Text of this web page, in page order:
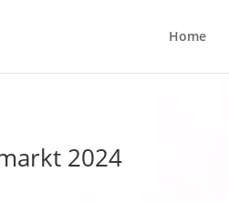
Home
2024